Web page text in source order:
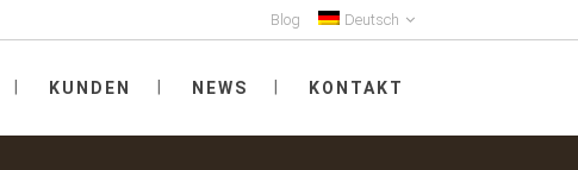
Blog Deutsch
KUNDEN NEWS KONTAKT